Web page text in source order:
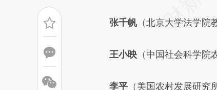
张千帆（北京大学法学院
王小映 （中国社会科学院
李平 （美国农村发展研究